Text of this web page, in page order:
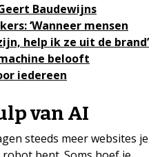
Baudewijns
‘Wanneer mensen
help ik ze uit de brand’
belooft
iedereen
van AI
steeds meer websites je